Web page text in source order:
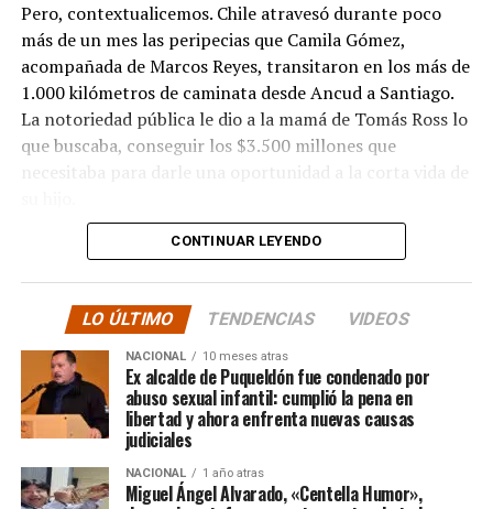
Pero, contextualicemos. Chile atravesó durante poco
más de un mes las peripecias que Camila Gómez,
acompañada de Marcos Reyes, transitaron en los más de
1.000 kilómetros de caminata desde Ancud a Santiago.
La notoriedad pública le dio a la mamá de Tomás Ross lo
que buscaba, conseguir los $3.500 millones que
necesitaba para darle una oportunidad a la corta vida de
La solidaridad y empatía de los chilenos en cada paso
sino que se superó con creces. De hecho, el último
cómputo dado a conocer reveló la suma total de
$3.689.545.200.
Según Camila Gómez, el excedente de casi $200
millones sería destinadopara los costos médicos
asociados al suministro del Elevidys «porque los 3.500
millonessolo incluye el frasco del fármaco y no los
CONTINUAR LEYENDO
LO ÚLTIMO TENDENCIAS VIDEOS
NACIONAL 10 meses atras
Ex alcalde de Puqueldón fue condenado por
abuso sexual infantil: cumplió la pena en
libertad y ahora enfrenta nuevas causas
judiciales
NACIONAL 1 año atras
Miguel Ángel Alvarado, «Centella Humor»,